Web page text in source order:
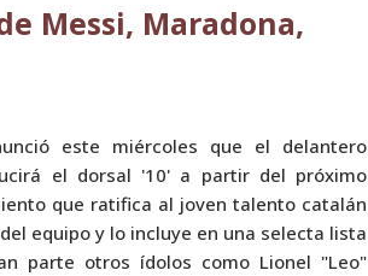
Messi, Maradona,
este miércoles que el delantero
el dorsal '10' a partir del próximo
que ratifica al joven talento catalán
equipo y lo incluye en una selecta lista
parte otros ídolos como Lionel "Leo"